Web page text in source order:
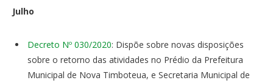
Julho
Decreto Nº 030/2020: Dispõe sobre novas disposições
sobre o retorno das atividades no Prédio da Prefeitura
Municipal de Nova Timboteua, e Secretaria Municipal de